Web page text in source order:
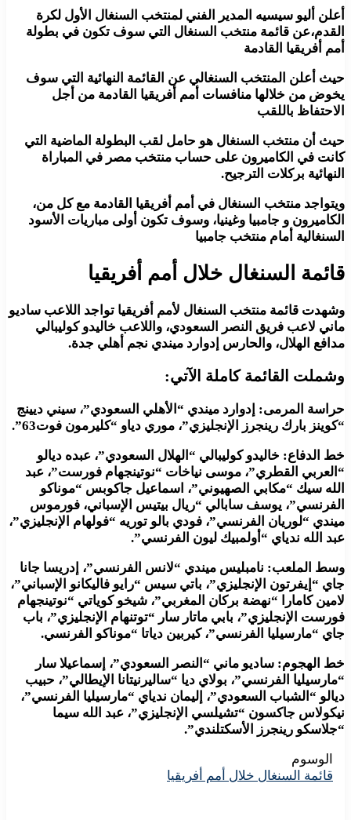
أعلن أليو سيسيه المدير الفني لمنتخب السنغال الأول لكرة
القدم،عن قائمة منتخب السنغال التي سوف تكون في بطولة
أمم أفريقيا القادمة
حيث أعلن المنتخب السنغالي عن القائمة النهائية التي سوف
يخوض من خلالها منافسات أمم أفريقيا القادمة من أجل
الاحتفاظ باللقب
حيث أن منتخب السنغال هو حامل لقب البطولة الماضية التي
كانت في الكاميرون على حساب منتخب مصر في المباراة
النهائية بركلات الترجيح.
ويتواجد منتخب السنغال في أمم أفريقيا القادمة مع كل من،
الكاميرون و جامبيا وغينيا، وسوف تكون أولى مباريات الأسود
السنغالية أمام منتخب جامبيا
قائمة السنغال خلال أمم أفريقيا
وشهدت قائمة منتخب السنغال لأمم أفريقيا تواجد اللاعب ساديو
ماني لاعب فريق النصر السعودي، واللاعب خاليدو كوليبالي
مدافع الهلال، والحارس إدوارد ميندي نجم أهلي جدة.
وشملت القائمة كاملة الآتي:
حراسة المرمى: إدوارد ميندي “الأهلي السعودي”، سيني ديينج
“كوينز بارك رينجرز الإنجليزي”، موري دياو “كليرمون فوت63”.
خط الدفاع: خاليدو كوليبالي “الهلال السعودي”، عبده ديالو
“العربي القطري”، موسى نياخات “نوتينجهام فورست”، عبد
الله سيك “مكابي الصهيوني”، اسماعيل جاكوبس “موناكو
الفرنسي”، يوسف سابالي “ريال بيتيس الإسباني، فورموس
ميندي “لوريان الفرنسي”، فودي بالو توريه “فولهام الإنجليزي”،
عبد الله ندياي “أولمبيك ليون الفرنسي”.
وسط الملعب: نامبليس ميندي “لانس الفرنسي”، إدريسا جانا
جاي “إيفرتون الإنجليزي”، باتي سيس “رايو فاليكانو الإسباني”،
لامين كامارا “نهضة بركان المغربي”، شيخو كوياتي “نوتينجهام
فورست الإنجليزي”، بابي ماتار سار “توتنهام الإنجليزي”، باب
جاي “مارسيليا الفرنسي”، كيربين دياتا “موناكو الفرنسي.
خط الهجوم: ساديو ماني “النصر السعودي”، إسماعيلا سار
“مارسيليا الفرنسي”، بولاي ديا “ساليرنيتانا الإيطالي”، حبيب
ديالو “الشباب السعودي”، إليمان ندياي “مارسيليا الفرنسي”،
نيكولاس جاكسون “تشيلسي الإنجليزي”، عبد الله سيما
“جلاسكو رينجرز الأسكتلندي”.
الوسوم
قائمة السنغال خلال أمم أفريقيا